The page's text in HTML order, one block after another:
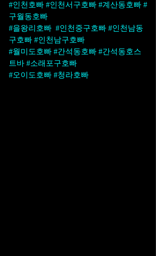
#인천호빠 #인천서구호빠 #계산동호빠 #
구월동호빠
#을왕리호빠 #인천중구호빠 #인천남동
구호빠 #인천남구호빠
#월미도호빠 #간석동호빠 #간석동호스
트바 #소래포구호빠
#오이도호빠 #청라호빠